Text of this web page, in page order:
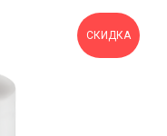
СКИДКА